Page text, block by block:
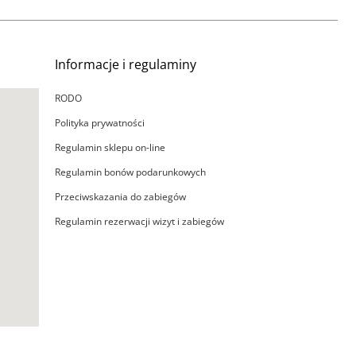
Informacje i regulaminy
RODO
Polityka prywatności
Regulamin sklepu on-line
Regulamin bonów podarunkowych
Przeciwskazania do zabiegów
Regulamin rezerwacji wizyt i zabiegów